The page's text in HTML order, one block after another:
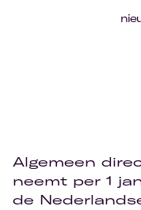
Algemeen
neemt per 1
de